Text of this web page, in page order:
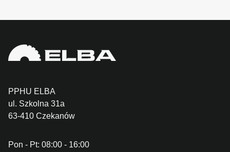
PPHU ELBA
ul. Szkolna 31a
63-410 Czekanów
Pon - Pt: 08:00 - 16:00